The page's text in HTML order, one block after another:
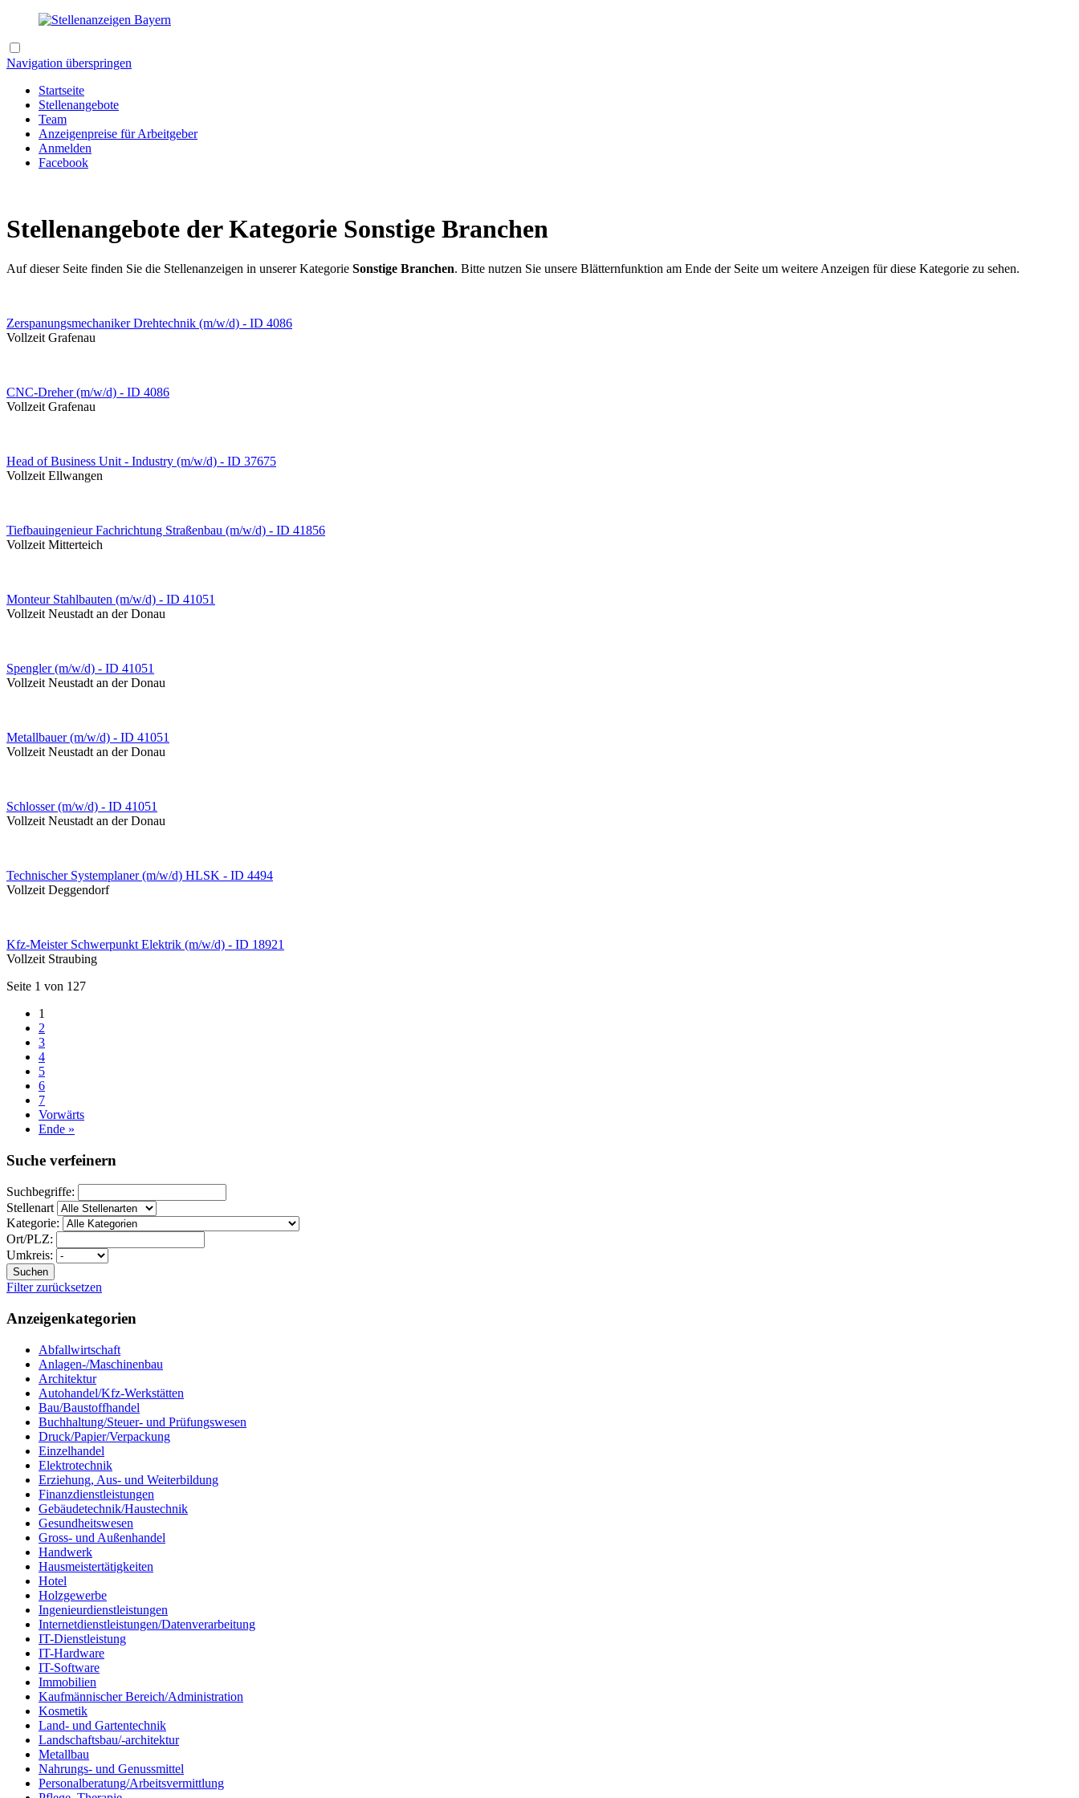
Navigation überspringen
Startseite
Stellenangebote
Team
Anzeigenpreise für Arbeitgeber
Anmelden
Facebook
Stellenangebote der Kategorie Sonstige Branchen
Auf dieser Seite finden Sie die Stellenanzeigen in unserer Kategorie Sonstige Branchen. Bitte nutzen Sie unsere Blätternfunktion am Ende der Seite um weitere Anzeigen für diese Kategorie zu sehen.
Zerspanungsmechaniker Drehtechnik (m/w/d) - ID 4086
Vollzeit Grafenau
CNC-Dreher (m/w/d) - ID 4086
Vollzeit Grafenau
Head of Business Unit - Industry (m/w/d) - ID 37675
Vollzeit Ellwangen
Tiefbauingenieur Fachrichtung Straßenbau (m/w/d) - ID 41856
Vollzeit Mitterteich
Monteur Stahlbauten (m/w/d) - ID 41051
Vollzeit Neustadt an der Donau
Spengler (m/w/d) - ID 41051
Vollzeit Neustadt an der Donau
Metallbauer (m/w/d) - ID 41051
Vollzeit Neustadt an der Donau
Schlosser (m/w/d) - ID 41051
Vollzeit Neustadt an der Donau
Technischer Systemplaner (m/w/d) HLSK - ID 4494
Vollzeit Deggendorf
Kfz-Meister Schwerpunkt Elektrik (m/w/d) - ID 18921
Vollzeit Straubing
Seite 1 von 127
1
2
3
4
5
6
7
Vorwärts
Ende »
Suche verfeinern
Suchbegriffe:
Stellenart
Kategorie:
Ort/PLZ:
Umkreis:
Suchen
Filter zurücksetzen
Anzeigenkategorien
Abfallwirtschaft
Anlagen-/Maschinenbau
Architektur
Autohandel/Kfz-Werkstätten
Bau/Baustoffhandel
Buchhaltung/Steuer- und Prüfungswesen
Druck/Papier/Verpackung
Einzelhandel
Elektrotechnik
Erziehung, Aus- und Weiterbildung
Finanzdienstleistungen
Gebäudetechnik/Haustechnik
Gesundheitswesen
Gross- und Außenhandel
Handwerk
Hausmeistertätigkeiten
Hotel
Holzgewerbe
Ingenieurdienstleistungen
Internetdienstleistungen/Datenverarbeitung
IT-Dienstleistung
IT-Hardware
IT-Software
Immobilien
Kaufmännischer Bereich/Administration
Kosmetik
Land- und Gartentechnik
Landschaftsbau/-architektur
Metallbau
Nahrungs- und Genussmittel
Personalberatung/Arbeitsvermittlung